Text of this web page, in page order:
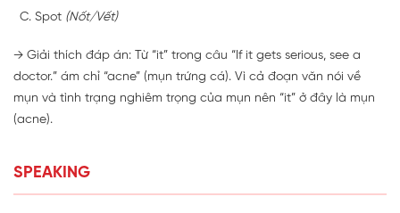
Spot (Nốt/Vết)
→ Giải thích đáp án: Từ “it” trong câu “If it gets serious, see a
doctor.” ám chỉ “acne” (mụn trứng cá). Vì cả đoạn văn nói về
mụn và tình trạng nghiêm trọng của mụn nên “it” ở đây là mụn
(acne).
SPEAKING